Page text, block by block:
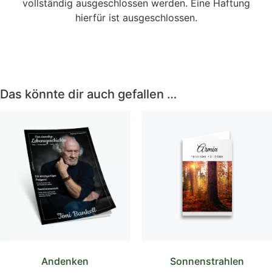
vollständig ausgeschlossen werden. Eine Haftung
hierfür ist ausgeschlossen.
Das könnte dir auch gefallen …
Andenken Sonnenstrahlen